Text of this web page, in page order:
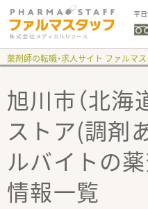
平
薬剤師の転職・求人サイト ファルマ
旭川市（北海
ストア(調剤
ルバイトの
情報一覧